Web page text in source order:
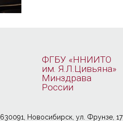
ФГБУ «ННИИТО
им. Я.Л.Цивьяна»
Минздрава
России
630091, Новосибирcк, ул. Фрунзе, 17